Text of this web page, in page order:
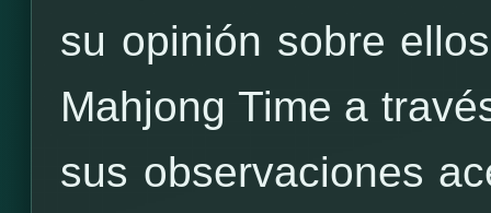
su opinión sobre
Mahjong Time a
sus observaciones